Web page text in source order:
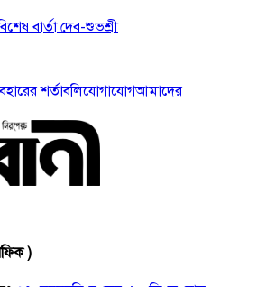
বার্তা দেব-শুভশ্রী
শর্তাবলিযোগাযোগআমাদের
)